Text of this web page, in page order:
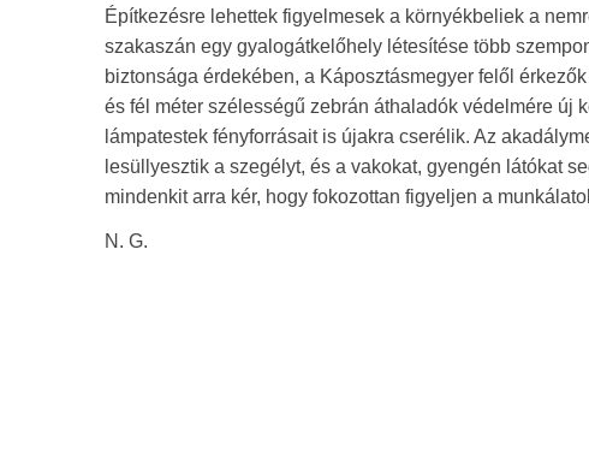
Építkezésre lehettek figyelmesek a környékbeliek a
szakaszán egy gyalogátkelőhely létesítése több
biztonsága érdekében, a Káposztásmegyer felől
és fél méter szélességű zebrán áthaladók védelmére új
lámpatestek fényforrásait is újakra cserélik. Az
lesüllyesztik a szegélyt, és a vakokat, gyengén látókat
mindenkit arra kér, hogy fokozottan figyeljen a
N. G.